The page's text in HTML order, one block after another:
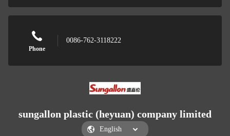
Phone
0086-762-3118222
sungallon plastic (heyuan) company limited